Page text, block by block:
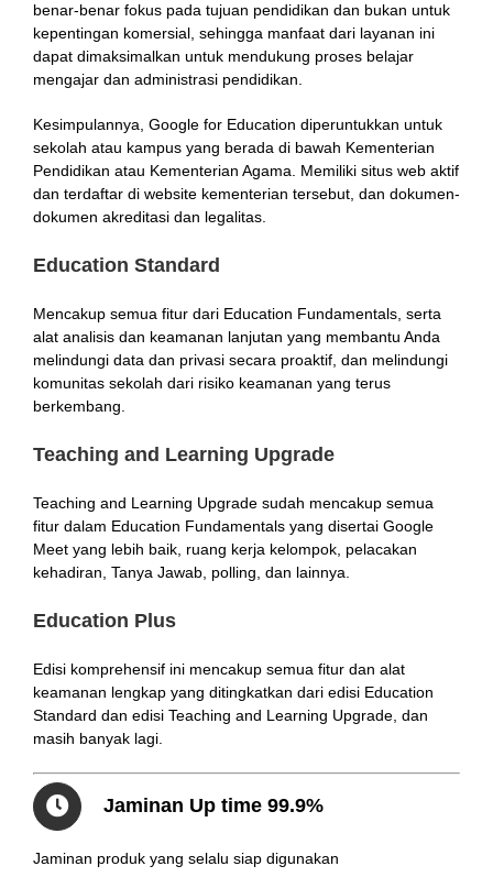
benar-benar fokus pada tujuan pendidikan dan bukan untuk
kepentingan komersial, sehingga manfaat dari layanan ini
dapat dimaksimalkan untuk mendukung proses belajar
mengajar dan administrasi pendidikan.
Kesimpulannya, Google for Education diperuntukkan untuk
sekolah atau kampus yang berada di bawah Kementerian
Pendidikan atau Kementerian Agama. Memiliki situs web aktif
dan terdaftar di website kementerian tersebut, dan dokumen-
dokumen akreditasi dan legalitas.
Education Standard
Mencakup semua fitur dari Education Fundamentals, serta
alat analisis dan keamanan lanjutan yang membantu Anda
melindungi data dan privasi secara proaktif, dan melindungi
komunitas sekolah dari risiko keamanan yang terus
berkembang.
Teaching and Learning Upgrade
Teaching and Learning Upgrade sudah mencakup semua
fitur dalam Education Fundamentals yang disertai Google
Meet yang lebih baik, ruang kerja kelompok, pelacakan
kehadiran, Tanya Jawab, polling, dan lainnya.
Education Plus
Edisi komprehensif ini mencakup semua fitur dan alat
keamanan lengkap yang ditingkatkan dari edisi Education
Standard dan edisi Teaching and Learning Upgrade, dan
masih banyak lagi.
Jaminan Up time 99.9%
Jaminan produk yang selalu siap digunakan